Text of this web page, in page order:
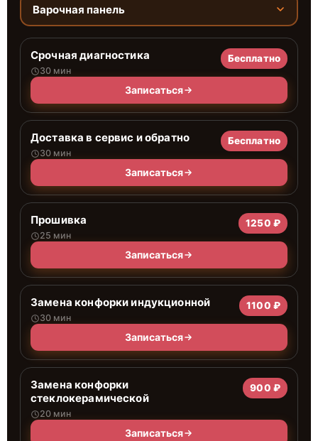
Варочная панель
Срочная диагностика
30 мин
Бесплатно
Записаться
Доставка в сервис и обратно
30 мин
Бесплатно
Записаться
Прошивка
25 мин
1250 ₽
Записаться
Замена конфорки индукционной
30 мин
1100 ₽
Записаться
Замена конфорки
стеклокерамической
20 мин
900 ₽
Записаться